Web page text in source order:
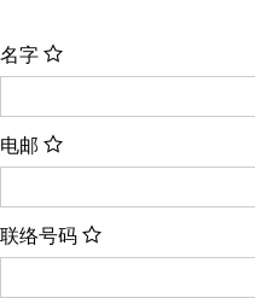
名字
电邮
联络号码